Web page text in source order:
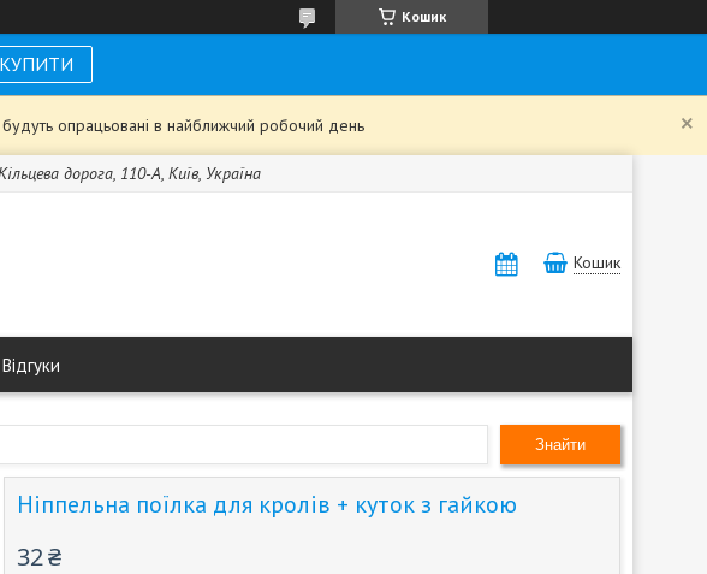
Кошик
КУПИТИ
опрацьовані в найближчий робочий день
дорога, 110-А, Київ, Україна
Кошик
Відгуки
Знайти
Ніппельна поїлка для кролів + куток з гайкою
32 ₴